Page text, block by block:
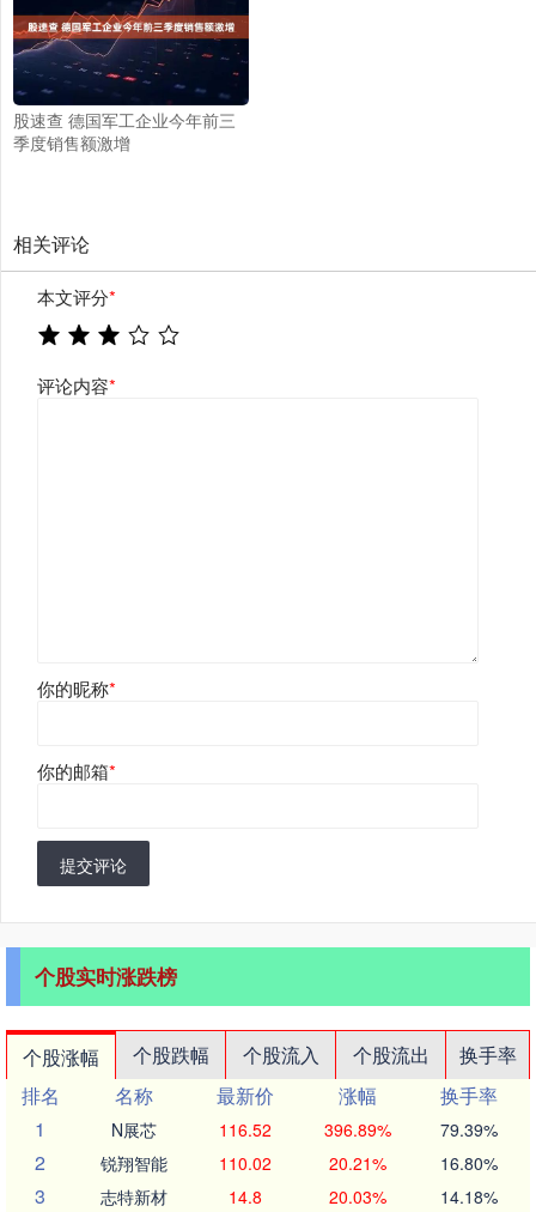
股速查 德国军工企业今年前三
季度销售额激增
相关评论
本文评分*
评论内容*
你的昵称*
你的邮箱*
提交评论
个股实时涨跌榜
个股涨幅 个股跌幅 个股流入 个股流出
换手率
排名
名称 最新价 涨幅
换手率
1
N展芯 116.52 396.89% 79.39%
2 锐翔智能 110.02 20.21% 16.80%
3 志特新材 14.8 20.03% 14.18%